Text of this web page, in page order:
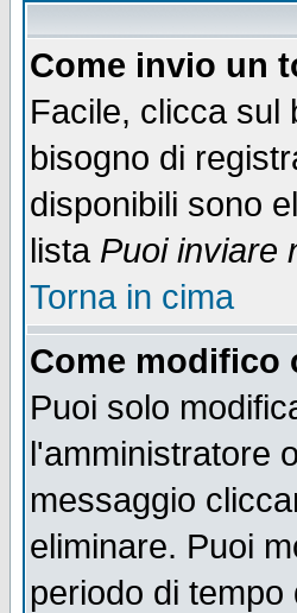
Come invio un
Facile, clicca sul
bisogno di
disponibili sono
lista Puoi inviare
Torna in cima
Come modifico
Puoi solo
l'amministratore
messaggio
eliminare. Puoi
periodo di